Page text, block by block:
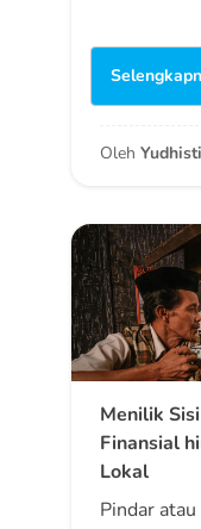
Oleh
Menilik
Finansial
Lokal
Pindar